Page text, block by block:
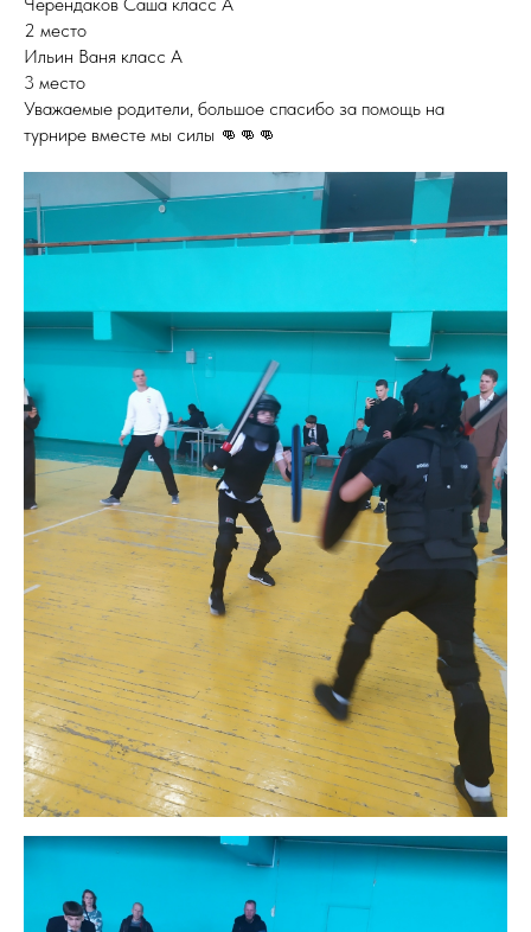
2 место
Ильин Ваня класс А
3 место
Уважаемые родители, большое спасибо за помощь на
турнире вместе мы силы 👊👊👊